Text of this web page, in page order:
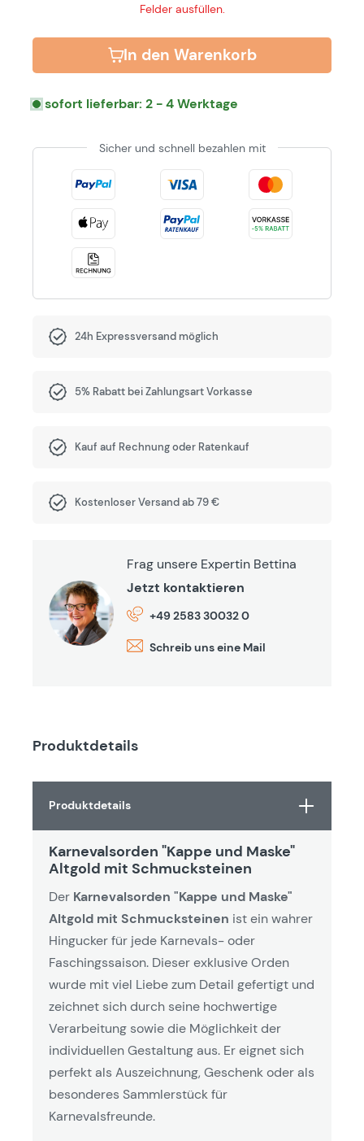
Felder ausfüllen.
In den Warenkorb
sofort lieferbar: 2 - 4 Werktage
Sicher und schnell bezahlen mit
24h Expressversand möglich
5% Rabatt bei Zahlungsart Vorkasse
Kauf auf Rechnung oder Ratenkauf
Kostenloser Versand ab 79 €
Frag unsere Expertin Bettina
Jetzt kontaktieren
+49 2583 30032 0
Schreib uns eine Mail
Produktdetails
Produktdetails
Karnevalsorden "Kappe und Maske"
Altgold mit Schmucksteinen
Der Karnevalsorden "Kappe und Maske"
Altgold mit Schmucksteinen ist ein wahrer
Hingucker für jede Karnevals- oder
Faschingssaison. Dieser exklusive Orden
wurde mit viel Liebe zum Detail gefertigt und
zeichnet sich durch seine hochwertige
Verarbeitung sowie die Möglichkeit der
individuellen Gestaltung aus. Er eignet sich
perfekt als Auszeichnung, Geschenk oder als
besonderes Sammlerstück für
Karnevalsfreunde.